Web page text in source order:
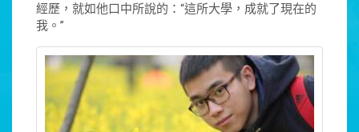
經歷，就如他口中所說的：“這所大學，成就了現在的
我。”